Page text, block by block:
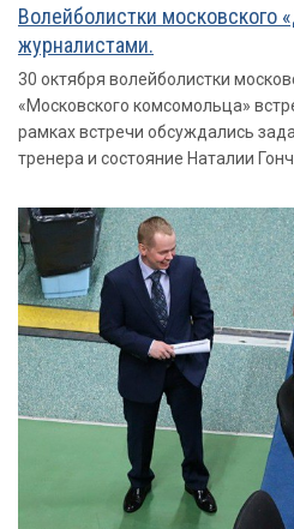
Волейболистки московского
журналистами.
30 октября волейболистки
«Московского комсомольца»
рамках встречи обсуждались
тренера и состояние Наталии